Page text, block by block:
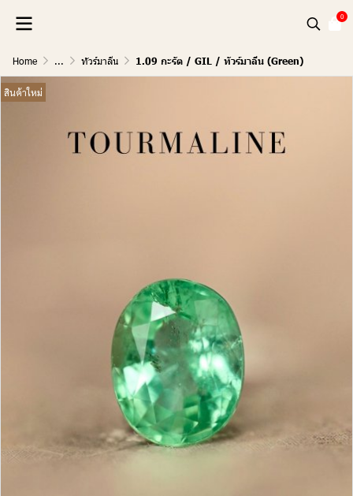
0
Home ... ทัวร์มาลีน 1.09 กะรัต / GIL / ทัวร์มาลีน (Green)
สินค้าใหม่